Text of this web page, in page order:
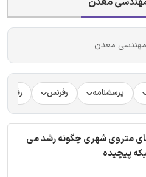
مهندسی معدن
پرسشنامه رفرنس
متروی شهری چگونه رشد می
پیچیده